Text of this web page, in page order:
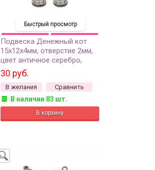
Быстрый просмотр
Подвеска Денежный кот
15х12х4мм, отверстие 2мм,
цвет античное серебро,
сплав металлов, 22-071, 2шт
30 руб.
В желания Сравнить
В наличии 83 шт.